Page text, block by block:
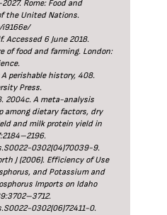
Rome: Food and
the United Nations.
i9166e/
Accessed 6 June 2018.
of food and farming. London:
A perishable history, 408.
Press.
2004c. A meta-analysis
among dietary factors, dry
and milk protein yield in
0302(04)70039-9.
J (2006). Efficiency of Use
and Potassium and
Imports on Idaho
0302(06)72411-0.